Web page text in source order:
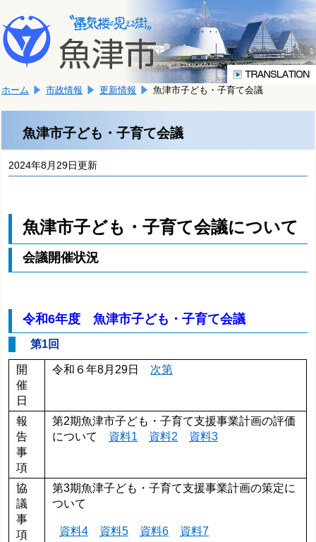
文
へ
移
ま
す。
こ
か
文
ホーム 市政情報 更新情報 魚津市子ども・子育て会議
魚津市子ども・子育て会議
2024年8月29日更新
魚津市子ども・子育て会議について
会議開催状況
令和6年度 魚津市子ども・子育て会議
第1回
開
催
日
令和６年8月29日 次第
報
告
事
項
第2期魚津市子ども・子育て支援事業計画の評価
について 資料1 資料2 資料3
協
議
事
項
第3期魚津子ども・子育て支援事業計画の策定に
ついて
資料4 資料5 資料6 資料7